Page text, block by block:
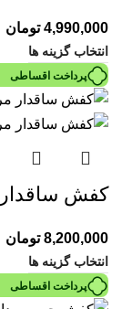
4,990,000 تومان
انتخاب گزینه ها
پرداخت اقساطی
کفش ساقدار
8,200,000 تومان
انتخاب گزینه ها
پرداخت اقساطی